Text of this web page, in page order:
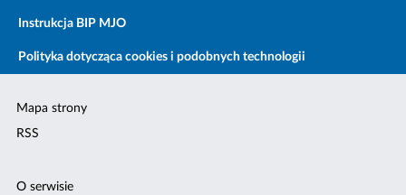
Instrukcja BIP MJO
Polityka dotycząca cookies i podobnych technologii
Mapa strony
RSS
O serwisie